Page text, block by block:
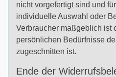
nicht vorgefertigt sind und
individuelle Auswahl oder
Verbraucher maßgeblich ist
persönlichen Bedürfnisse
zugeschnitten ist.
Ende der